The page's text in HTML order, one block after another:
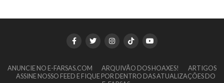
ANUNCIE NO E-FARSAS.COM ARQUIVÃO DOS HOAXES!
ARTIGOS
ASSINE NOSSO FEED E FIQUE POR DENTRO DAS ATUALIZAÇÕES DO